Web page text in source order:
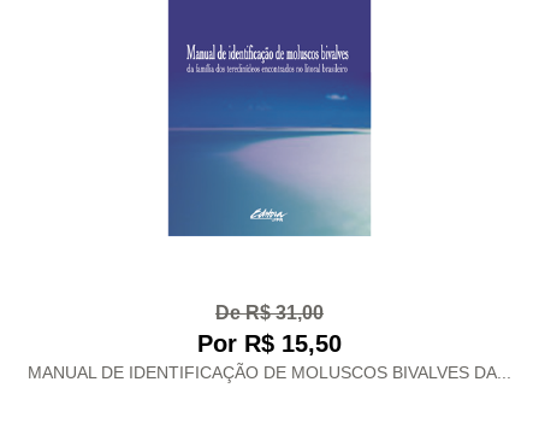
De R$ 31,00
Por R$ 15,50
MANUAL DE IDENTIFICAÇÃO DE MOLUSCOS BIVALVES DA...